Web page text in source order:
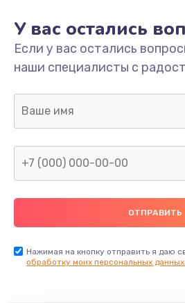
Не
1400 руб.
Заказать
800 руб.
400 руб.
Не реагирует на
У вас остались
Если у вас остались
наши специалисты с
Нажимая на кнопку отправить я даю
обработку моих персональных данных.